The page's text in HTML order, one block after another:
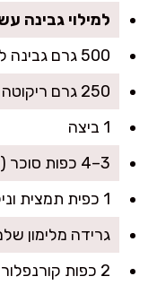
למילוי גבינה
500 גרם גבינה לבנה 5% או 9%
250 גרם ריקוטה (או גבינת כנען)
1 ביצה
3–4 כפות סוכר (לפי הטעם)
1 כפית תמצית וניל
גרידה מלימון
2 כפות קורנפלור (לייצוב, במיוחד אם הגבינות רכות)